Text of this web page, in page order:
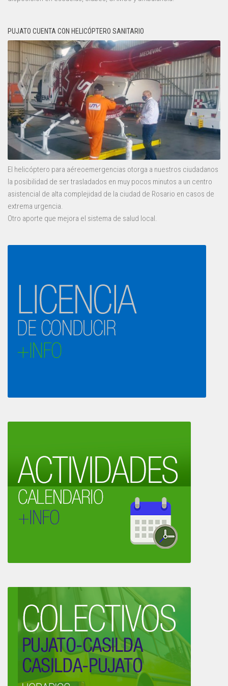
PUJATO CUENTA CON HELICÓPTERO SANITARIO
El helicóptero para aéreoemergencias otorga a nuestros ciudadanos
la posibilidad de ser trasladados en muy pocos minutos a un centro
asistencial de alta complejidad de la ciudad de Rosario en casos de
extrema urgencia.
Otro aporte que mejora el sistema de salud local.